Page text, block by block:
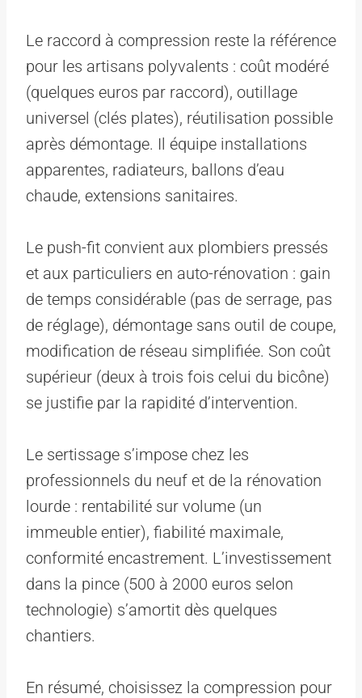
Le raccord à compression reste la référence
pour les artisans polyvalents : coût modéré
(quelques euros par raccord), outillage
universel (clés plates), réutilisation possible
après démontage. Il équipe installations
apparentes, radiateurs, ballons d’eau
chaude, extensions sanitaires.
Le push-fit convient aux plombiers pressés
et aux particuliers en auto-rénovation : gain
de temps considérable (pas de serrage, pas
de réglage), démontage sans outil de coupe,
modification de réseau simplifiée. Son coût
supérieur (deux à trois fois celui du bicône)
se justifie par la rapidité d’intervention.
Le sertissage s’impose chez les
professionnels du neuf et de la rénovation
lourde : rentabilité sur volume (un
immeuble entier), fiabilité maximale,
conformité encastrement. L’investissement
dans la pince (500 à 2000 euros selon
technologie) s’amortit dès quelques
chantiers.
En résumé, choisissez la compression pour